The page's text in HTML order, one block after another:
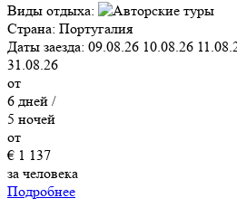
Виды отдыха:
Страна: Португалия
Даты заезда: 09.08.26 10.08.26
31.08.26
от
6 дней /
5 ночей
от
€ 1 137
за человека
Подробнее